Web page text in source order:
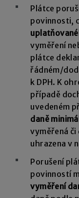
Plátce
povinnosti,
vyměření
plátce
řádném/
k DPH. K
případě
uvedeném
daně
vyměřená či
uhrazena v
Porušení
povinností
vyměření